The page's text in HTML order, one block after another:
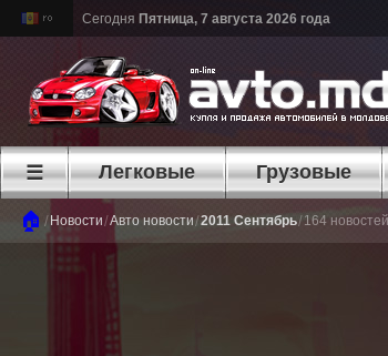
Сегодня Пятница, 7 августа 2026 года
☰ Легковые Грузовые
🏠 / Новости/Авто новости/2011 Сентябрь/164 новостей